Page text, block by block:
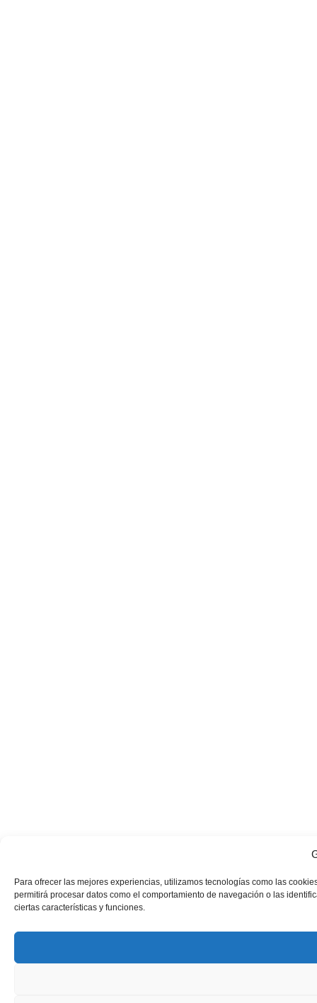
Para ofrecer las mejores experiencias, utilizamos tecnologías como las
permitirá procesar datos como el comportamiento de navegación o las
ciertas características y funciones.